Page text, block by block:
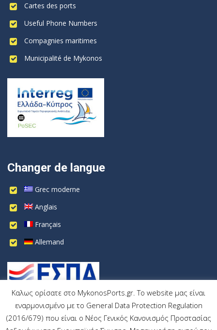
Cartes des ports
Useful Phone Numbers
Compagnies maritimes
Municipalité de Mykonos
Changer de langue
Grec moderne
Anglais
Français
Allemand
Καλως ορίσατε στο MykonosPorts.gr. Το website μας είναι
εναρμονισμένο με το General Data Protection Regulation
(2016/679) που είναι ο Νέος Γενικός Κανονισμός Προστασίας